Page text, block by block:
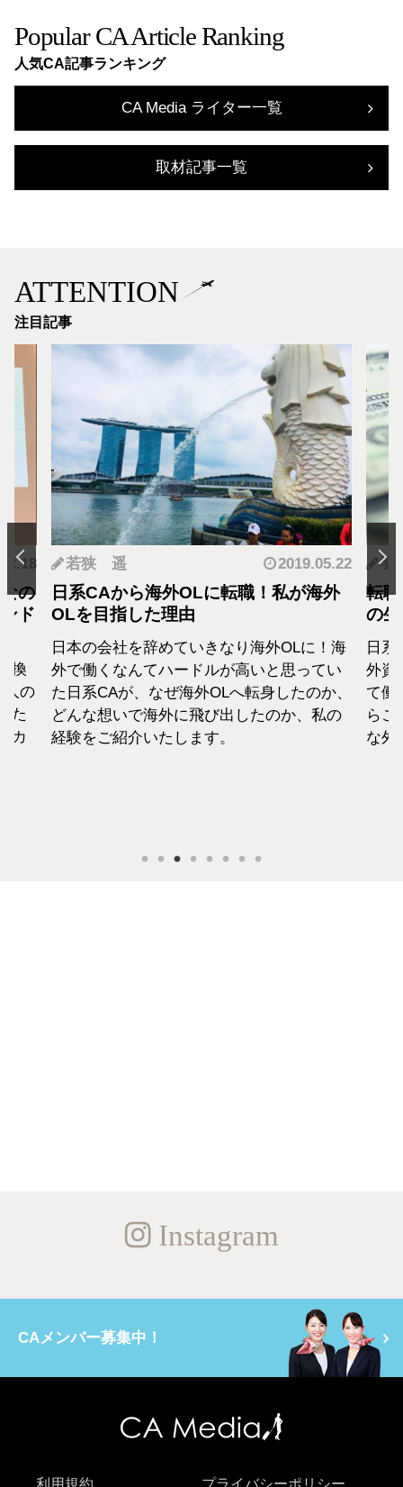
Popular CA Article Ranking
人気CA記事ランキング
CA Media ライター一覧
取材記事一覧
ATTENTION
注目記事
の
ド
換
人の
た
カ
若狭 遥 2019.05.22
日系CAから海外OLに転職！私が海外
OLを目指した理由
日本の会社を辞めていきなり海外OLに！海
外で働くなんてハードルが高いと思ってい
た日系CAが、なぜ海外OLへ転身したのか、
どんな想いで海外に飛び出したのか、私の
経験をご紹介いたします。
羽
転
の
日
外資
て働
らこ
な外
Instagram
CAメンバー募集中！